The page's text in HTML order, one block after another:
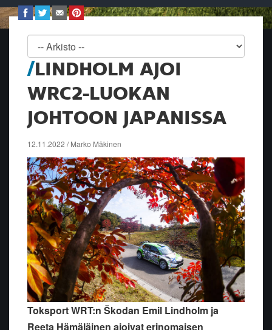
LINDHOLM AJOI
WRC2-LUOKAN
JOHTOON JAPANISSA
12.11.2022 / Marko Mäkinen
Toksport WRT:n Škodan Emil Lindholm ja
Reeta Hämäläinen ajoivat erinomaisen